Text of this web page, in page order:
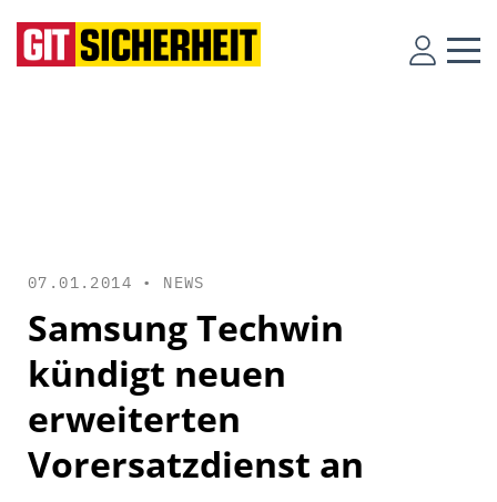
07.01.2014 • NEWS
Samsung Techwin
kündigt neuen
erweiterten
Vorersatzdienst an